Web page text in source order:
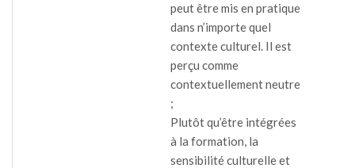
peut être mis en pratique
dans n’importe quel
contexte culturel. Il est
perçu comme
contextuellement neutre
;
Plutôt qu’être intégrées
à la formation, la
sensibilité culturelle et